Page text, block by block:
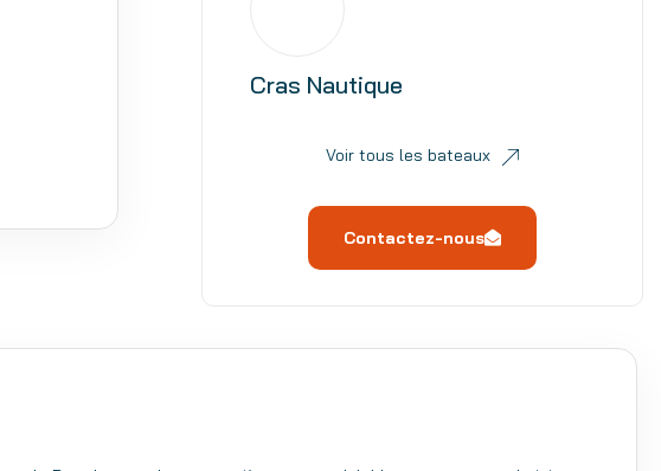
Cras Nautique
Voir tous les bateaux
Contactez-nous